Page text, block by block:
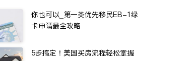
你也可以_第一类优先移民EB-1绿
卡申请最全攻略
5步搞定！美国买房流程轻松掌握